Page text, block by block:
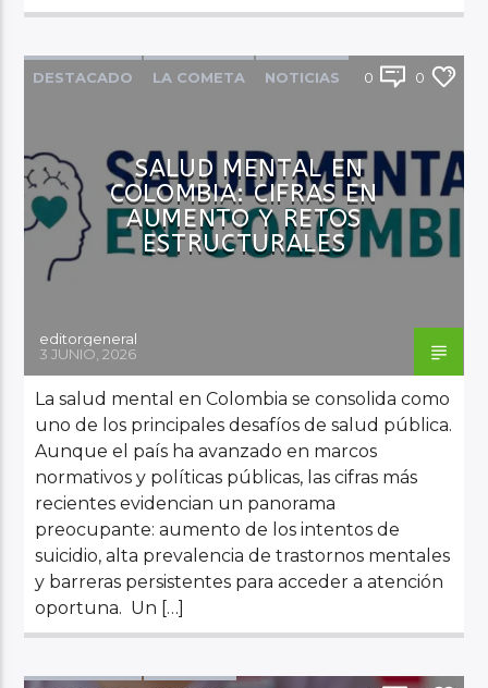
DESTACADO LA COMETA NOTICIAS 0 0
SALUD MENTAL EN
COLOMBIA: CIFRAS EN
AUMENTO Y RETOS
ESTRUCTURALES
editorgeneral
3 JUNIO, 2026
La salud mental en Colombia se consolida como
uno de los principales desafíos de salud pública.
Aunque el país ha avanzado en marcos
normativos y políticas públicas, las cifras más
recientes evidencian un panorama
preocupante: aumento de los intentos de
suicidio, alta prevalencia de trastornos mentales
y barreras persistentes para acceder a atención
oportuna. Un […]